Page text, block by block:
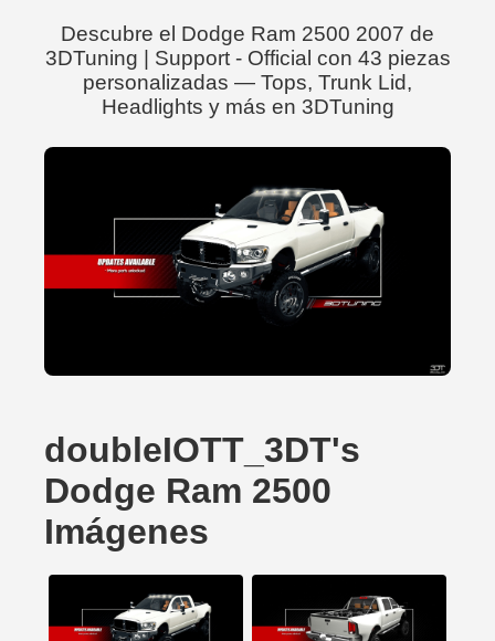
Descubre el Dodge Ram 2500 2007 de
3DTuning | Support - Official con 43 piezas
personalizadas — Tops, Trunk Lid,
Headlights y más en 3DTuning
doubleIOTT_3DT's
Dodge Ram 2500
Imágenes